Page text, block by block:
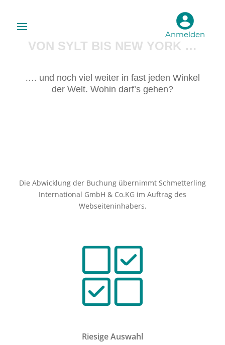
Anmelden
VON SYLT BIS NEW YORK …
…. und noch viel weiter in fast jeden Winkel
der Welt. Wohin darf’s gehen?
Die Abwicklung der Buchung übernimmt Schmetterling
International GmbH & Co.KG im Auftrag des
Webseiteninhabers.
Riesige Auswahl